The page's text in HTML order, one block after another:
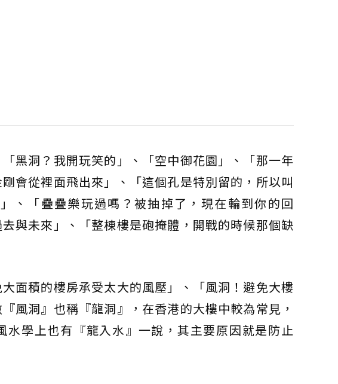
黑洞？我開玩笑的」、「空中御花園」、「那一年
會從裡面飛出來」、「這個孔是特別留的，所以叫
、「疊疊樂玩過嗎？被抽掉了，現在輪到你的回
與未來」、「整棟樓是砲掩體，開戰的時候那個缺
面積的樓房承受太大的風壓」、「風洞！避免大樓
風洞』也稱『龍洞』，在香港的大樓中較為常見，
水學上也有『龍入水』一說，其主要原因就是防止